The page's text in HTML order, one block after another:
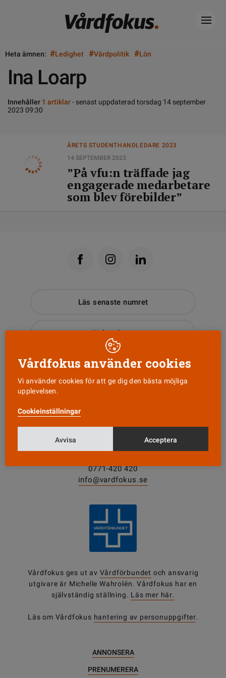
Heta ämnen: #Ledighet #Vårdpolitik #Lön
Ina Loarp
Innehåller 1 artiklar- senast uppdaterad torsdag 14 september
2023 09:30
ÅRETS STUDENTHANDLEDARE 2023
14 SEPTEMBER 2023
”På vfu:n träffade jag
engagerade medarbetare
som blev förebilder”
Läs senaste numret
Nyhetsbrev
Tipsa oss!
0771-420 420
info@vardfokus.se
Vårdfokus ges ut av Vårdförbundet och ansvarig
utgivare är Michelle Wahrolén. Vårdfokus har en
självständig ställning. Läs mer här.
Läs om Vårdfokus hantering av personuppgifter.
ANNONSERA
PRENUMERERA
Vårdfokus använder cookies
Vi använder cookies för att ge dig den bästa möjliga
upplevelsen.
Cookieinställningar
Avvisa Acceptera